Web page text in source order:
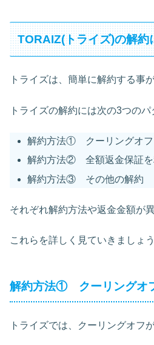
TORAIZ(トライズ)の解約
トライズは、簡単に解約する事
トライズの解約には次の3つのパ
解約方法① クーリングオフ
解約方法② 全額返金保証を
解約方法③ その他の解約
それぞれ解約方法や返金金額が
これらを詳しく見ていきましょう
解約方法① クーリングオ
トライズでは、クーリングオフ